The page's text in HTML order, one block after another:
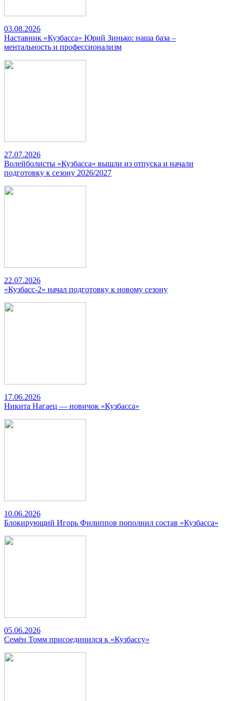
03.08.2026
Наставник «Кузбасса» Юрий Зинько: наша база –
ментальность и профессионализм
27.07.2026
Волейболисты «Кузбасса» вышли из отпуска и начали
подготовку к сезону 2026/2027
22.07.2026
«Кузбасс-2» начал подготовку к новому сезону
17.06.2026
Никита Нагаец — новичок «Кузбасса»
10.06.2026
Блокирующий Игорь Филиппов пополнил состав «Кузбасса»
05.06.2026
Семён Томм присоединился к «Кузбассу»